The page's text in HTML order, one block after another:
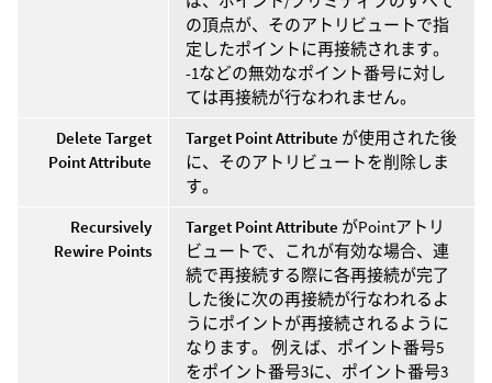
の頂点が、そのアトリビュートで指
定したポイントに再接続されます。
-1などの無効なポイント番号に対し
ては再接続が行なわれません。
Delete Target
Point Attribute
Target Point Attribute が使用された後
に、そのアトリビュートを削除しま
す。
Recursively
Rewire Points
Target Point Attribute がPointアトリ
ビュートで、これが有効な場合、連
続で再接続する際に各再接続が完了
した後に次の再接続が行なわれるよ
うにポイントが再接続されるように
なります。 例えば、ポイント番号5
をポイント番号3に、ポイント番号3